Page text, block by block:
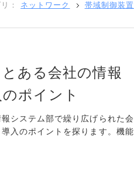
： ネットワーク 帯域制御装置
ある会社の情報
ポイント
システム部で繰り広げられた会
入のポイントを探ります。機能